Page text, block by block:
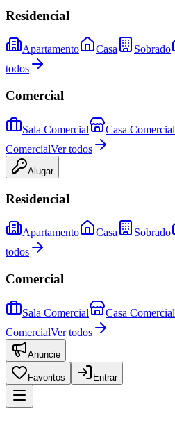
Residencial
Apartamento Casa Sobrado
todos
Comercial
Sala Comercial Casa Comercial
ComercialVer todos
Alugar
Residencial
Apartamento Casa Sobrado
todos
Comercial
Sala Comercial Casa Comercial
ComercialVer todos
Anuncie
Favoritos Entrar